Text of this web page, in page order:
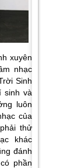
xuyên
nhạc
Sinh
sinh và
luôn
của
thử
khác
đánh
phần